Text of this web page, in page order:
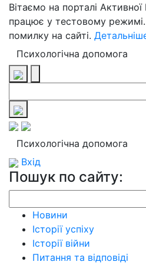
Вітаємо на порталі
працює у тестовому
помилку на сайті.
Психологічна допомога
Психологічна допомога
Вхід
Пошук по сайту:
Новини
Історії успіху
Історії війни
Питання та відповіді